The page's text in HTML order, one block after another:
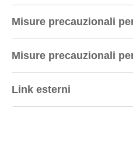
Misure precauzionali
Misure precauzionali
Link esterni